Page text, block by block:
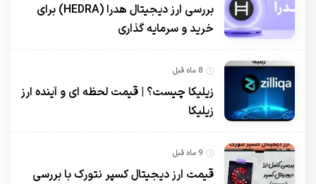
بررسی ارز دیجیتال هدرا (HEDRA) برای
خرید و سرمایه گذاری
8 ماه قبل
زیلیکا چیست؟ | قیمت لحظه ای و آینده ارز
زیلیکا
9 ماه قبل
قیمت ارز دیجیتال کسپر نتورک با بررسی